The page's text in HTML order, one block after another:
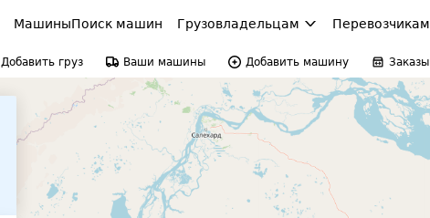
МашиныПоиск машин Грузовладельцам Перевозчикам
Добавить груз Ваши машины Добавить машину Заказы